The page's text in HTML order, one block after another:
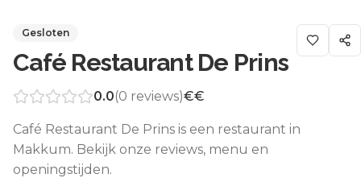
Gesloten
Café Restaurant De Prins
0.0(0 reviews)€€
Café Restaurant De Prins is een restaurant in
Makkum. Bekijk onze reviews, menu en
openingstijden.